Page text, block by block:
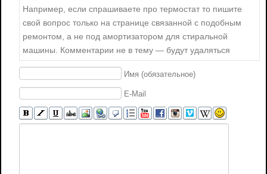
Например, если спрашиваете про термостат то пишите
свой вопрос только на странице связанной с подобным
ремонтом, а не под амортизатором для стиральной
машины. Комментарии не в тему — будут удаляться
Имя (обязательное)
E-Mail